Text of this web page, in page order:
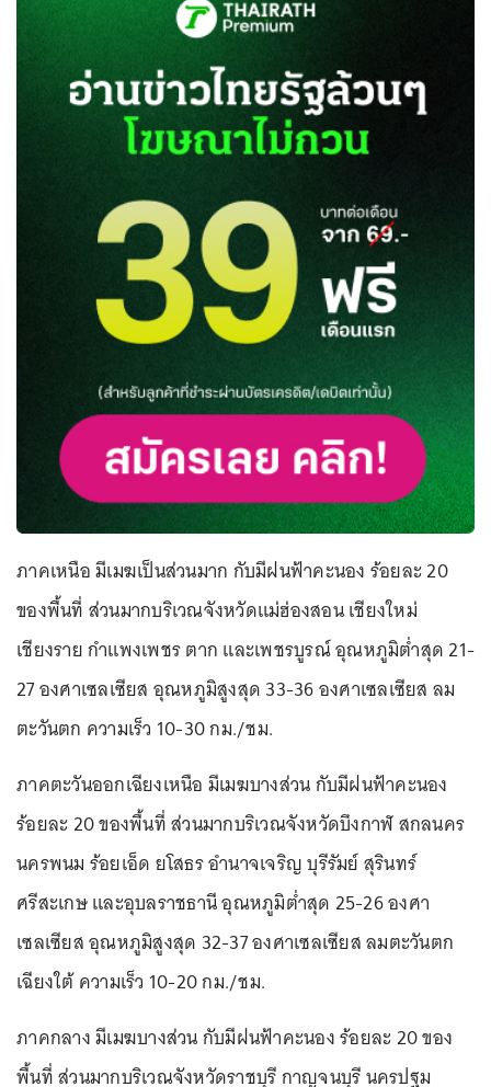
ภาคเหนือ มีเมฆเป็นส่วนมาก กับมีฝนฟ้าคะนอง ร้อยละ 20
ของพื้นที่ ส่วนมากบริเวณจังหวัดแม่ฮ่องสอน เชียงใหม่
เชียงราย กำแพงเพชร ตาก และเพชรบูรณ์ อุณหภูมิต่ำสุด 21-
27 องศาเซลเซียส อุณหภูมิสูงสุด 33-36 องศาเซลเซียส ลม
ตะวันตก ความเร็ว 10-30 กม./ชม.
ภาคตะวันออกเฉียงเหนือ มีเมฆบางส่วน กับมีฝนฟ้าคะนอง
ร้อยละ 20 ของพื้นที่ ส่วนมากบริเวณจังหวัดบึงกาฬ สกลนคร
นครพนม ร้อยเอ็ด ยโสธร อำนาจเจริญ บุรีรัมย์ สุรินทร์
ศรีสะเกษ และอุบลราชธานี อุณหภูมิต่ำสุด 25-26 องศา
เซลเซียส อุณหภูมิสูงสุด 32-37 องศาเซลเซียส ลมตะวันตก
เฉียงใต้ ความเร็ว 10-20 กม./ชม.
ภาคกลาง มีเมฆบางส่วน กับมีฝนฟ้าคะนอง ร้อยละ 20 ของ
พื้นที่ ส่วนมากบริเวณจังหวัดราชบุรี กาญจนบุรี นครปฐม